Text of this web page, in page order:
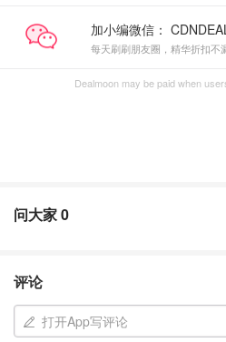
加小编微信：
每天刷刷朋友圈，精华折扣不
Dealmoon may be paid when
问大家0
评论
打开App写评论